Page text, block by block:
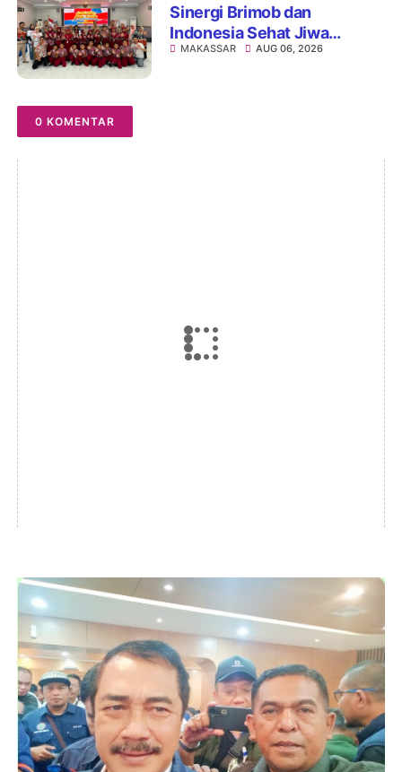
Sinergi Brimob dan
Indonesia Sehat Jiwa
Hadirkan Pojok Curhat,
MAKASSAR AUG 06, 2026
0 KOMENTAR